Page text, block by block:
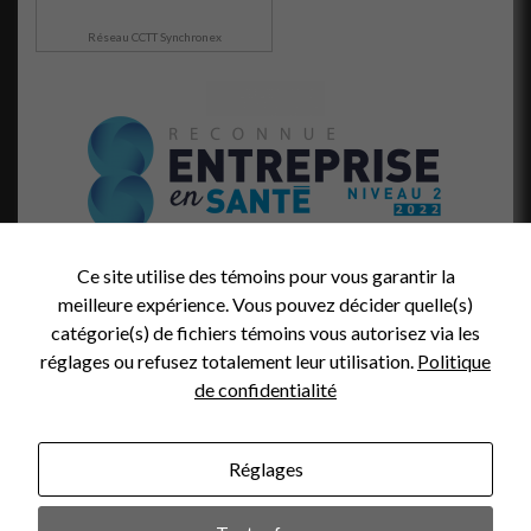
Réseau CCTT Synchronex
Ce site utilise des témoins pour vous garantir la
meilleure expérience. Vous pouvez décider quelle(s)
catégorie(s) de fichiers témoins vous autorisez via les
réglages ou refusez totalement leur utilisation. Politique
de confidentialité
Réglages
contenu et
des offres
personnalisés.